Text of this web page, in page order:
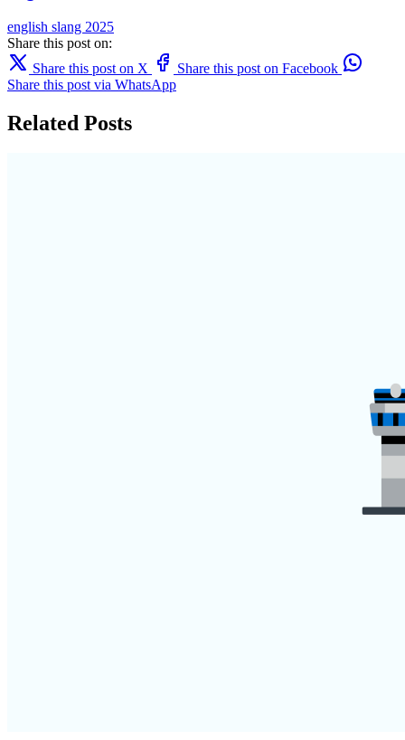
english slang 2025
Share this post on:
Share this post on X
Share this post on Facebook
Share this post via WhatsApp
Related Posts